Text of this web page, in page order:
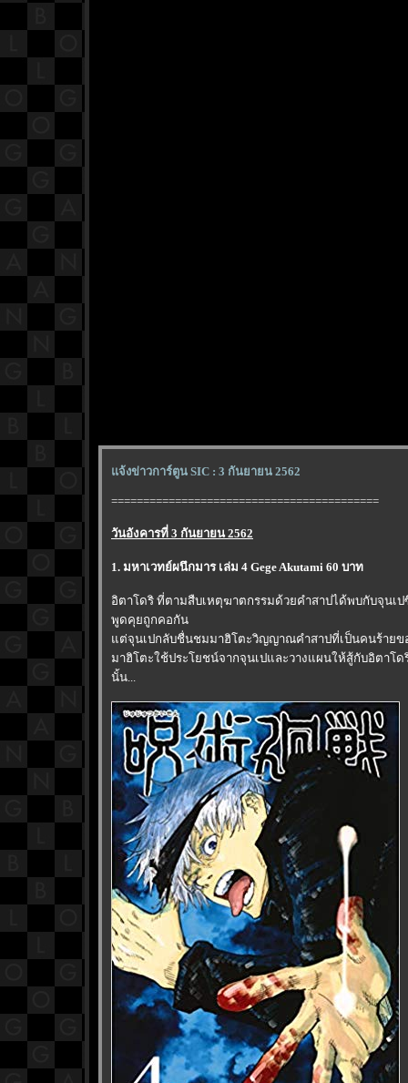
จ้งข่าวการ์ตูน SIC : 3 กันยายน 2562
==========================================
วันอังคารที่ 3 กันยายน 2562
1. มหาเวทย์ผนึกมาร เล่ม 4 Gege Akutami 60 บาท
อิตาโดริ ที่ตามสืบเหตุฆาตกรรมด้วยคำสาปได้พบกับจุนเ
พูดคุยถูกคอกัน
ต่จุนเปกลับชื่นชมมาฮิโตะวิญญาณคำสาปที่เป็นคนร้ายข
มาฮิโตะใช้ประโยชน์จากจุนเปและวางแผนให้สู้กับอิตาโ
นั้น...